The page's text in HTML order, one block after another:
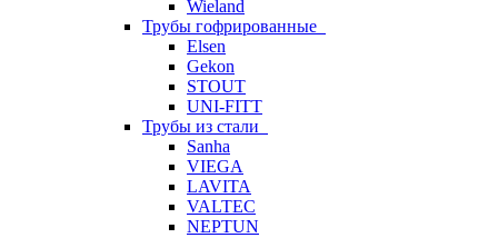
Wieland
Трубы гофрированные
Elsen
Gekon
STOUT
UNI-FITT
Трубы из стали
Sanha
VIEGA
LAVITA
VALTEC
NEPTUN